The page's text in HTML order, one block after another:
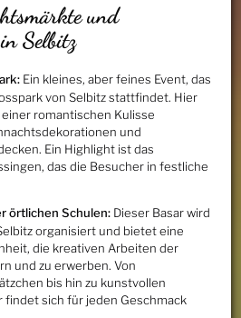
und
Selbitz
Ein kleines, aber feines Event, das
von Selbitz stattfindet. Hier
romantischen Kulisse
und
Ein Highlight ist das
das die Besucher in festliche
örtlichen Schulen:Dieser Basar wird
organisiert und bietet eine
die kreativen Arbeiten der
und zu erwerben. Von
bis hin zu kunstvollen
findet sich für jeden Geschmack